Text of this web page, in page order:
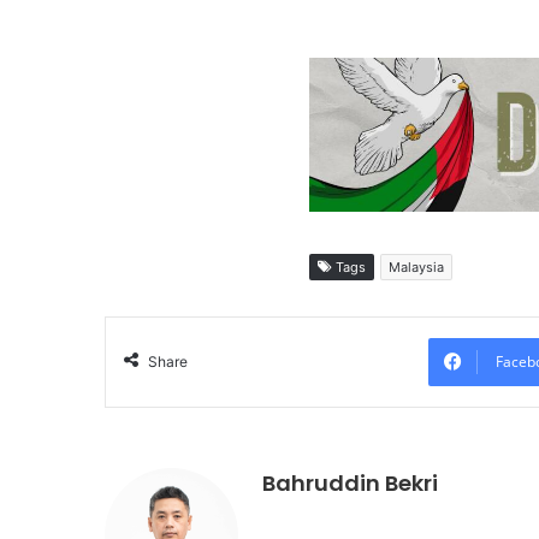
Tags Malaysia
Share
Bahruddin Bekri